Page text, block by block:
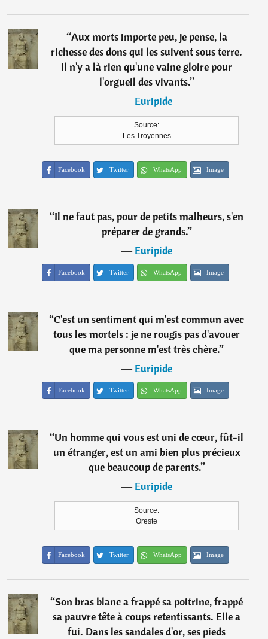
“Aux morts importe peu, je pense, la
richesse des dons qui les suivent sous terre.
Il n'y a là rien qu'une vaine gloire pour
l'orgueil des vivants.”
―Euripide
Source:
Les Troyennes
Facebook Twitter WhatsApp Image
“Il ne faut pas, pour de petits malheurs, s'en
préparer de grands.”
―Euripide
Facebook Twitter WhatsApp Image
“C'est un sentiment qui m'est commun avec
tous les mortels : je ne rougis pas d'avouer
que ma personne m'est très chère.”
―Euripide
Facebook Twitter WhatsApp Image
“Un homme qui vous est uni de cœur, fût-il
un étranger, est un ami bien plus précieux
que beaucoup de parents.”
―Euripide
Source:
Oreste
Facebook Twitter WhatsApp Image
“Son bras blanc a frappé sa poitrine, frappé
sa pauvre tête à coups retentissants. Elle a
fui. Dans les sandales d'or, ses pieds